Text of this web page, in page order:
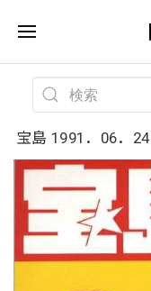
宝島 1991．06．24